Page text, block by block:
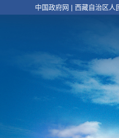
中国政府网 | 西藏自治区人